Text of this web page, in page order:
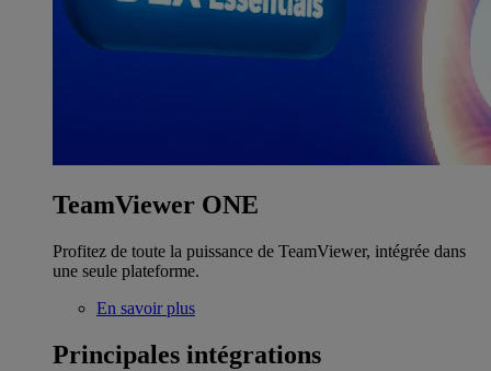
TeamViewer ONE
Profitez de toute la puissance de TeamViewer, intégrée dans
une seule plateforme.
En savoir plus
Principales intégrations